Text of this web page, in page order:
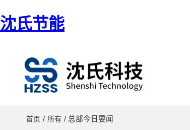
沈氏节能
首页 / 所有 / 总部今日要闻